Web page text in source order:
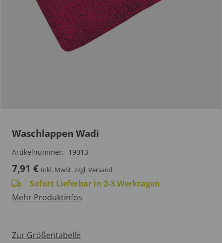
Waschlappen Wadi
Artikelnummer: 19013
7,91 € Inkl. MwSt.zzgl. Versand
Sofort Lieferbar in 2-3 Werktagen
Mehr Produktinfos
Zur Größentabelle